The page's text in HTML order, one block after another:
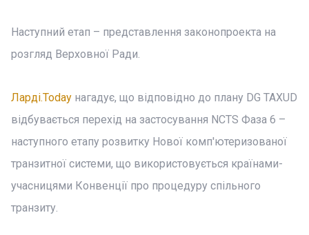
Наступний етап – представлення законопроекта на
розгляд Верховної Ради.
Ларді.Today нагадує, що відповідно до плану DG TAXUD
відбувається перехід на застосування NCTS Фаза 6 –
наступного етапу розвитку Нової комп'ютеризованої
транзитної системи, що використовується країнами-
учасницями Конвенції про процедуру спільного
транзиту.